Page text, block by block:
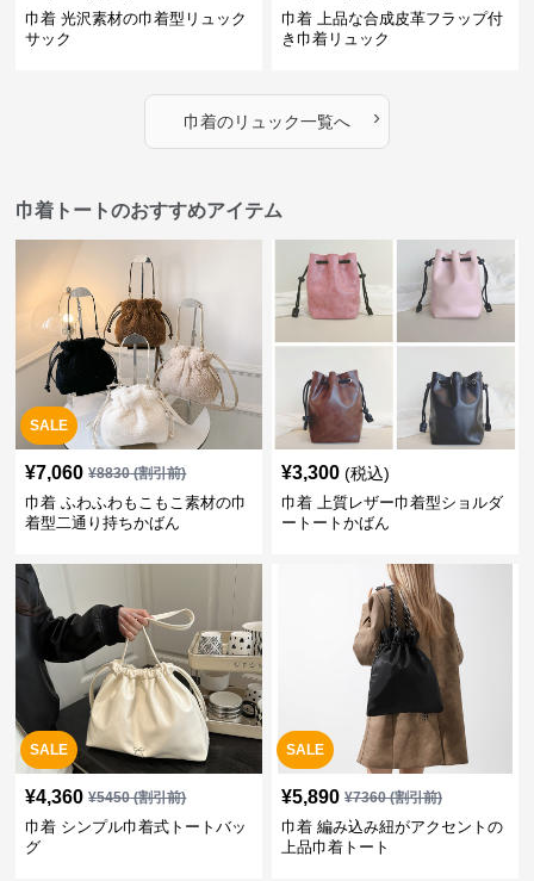
巾着 光沢素材の巾着型リュック
サック
巾着 上品な合成皮革フラップ付
き巾着リュック
巾着のリュック一覧へ ›
巾着トートのおすすめアイテム
SALE
¥7,060 ¥8830(割引前)
巾着 ふわふわもこもこ素材の巾
着型二通り持ちかばん
¥3,300 (税込)
巾着 上質レザー巾着型ショルダ
ートートかばん
SALE
¥4,360 ¥5450(割引前)
巾着 シンプル巾着式トートバッ
グ
SALE
¥5,890 ¥7360(割引前)
巾着 編み込み紐がアクセントの
上品巾着トート